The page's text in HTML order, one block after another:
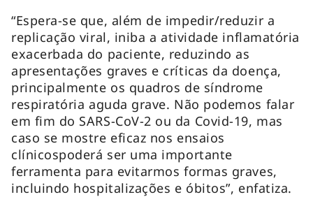
“Espera-se que, além de impedir/reduzir a
replicação viral, iniba a atividade inflamatória
exacerbada do paciente, reduzindo as
apresentações graves e críticas da doença,
principalmente os quadros de síndrome
respiratória aguda grave. Não podemos falar
em fim do SARS-CoV-2 ou da Covid-19, mas
caso se mostre eficaz nos ensaios
clínicospoderá ser uma importante
ferramenta para evitarmos formas graves,
incluindo hospitalizações e óbitos”, enfatiza.